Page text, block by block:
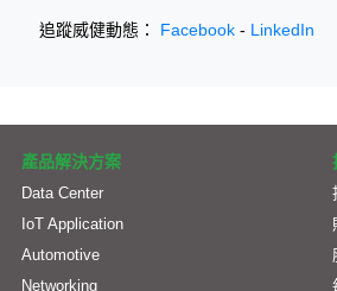
追蹤威健動態： Facebook - LinkedIn
產品解決方案
Data Center
IoT Application
Automotive
Networking